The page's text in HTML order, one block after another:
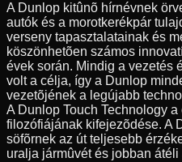
A Dunlop kitûnõ hírnévnek
autók és a morotkerékpár
verseny tapasztalatainak és
köszönhetõen számos
évek során. Mindig a vezetés
volt a célja, így a Dunlop
vezetõjének a legújabb
A Dunlop Touch Technology
filozófiájának kifejezõdése. A
söfõrnek az út teljesebb
uralja jármûvét és jobban átéli